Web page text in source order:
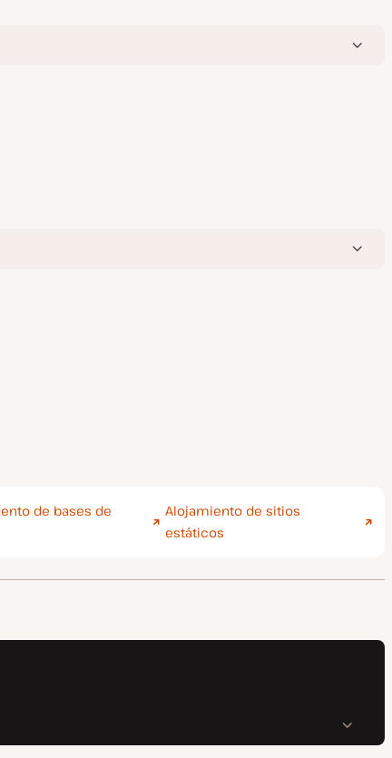
de bases de
Alojamiento de sitios
estáticos